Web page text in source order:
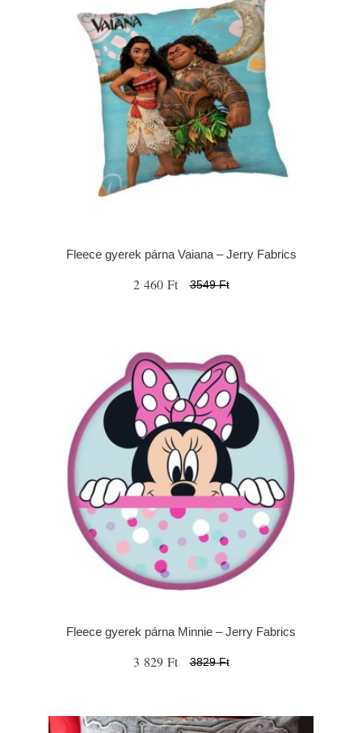
Fleece gyerek párna Vaiana – Jerry Fabrics
2 460 Ft 3549 Ft
Fleece gyerek párna Minnie – Jerry Fabrics
3 829 Ft 3829 Ft